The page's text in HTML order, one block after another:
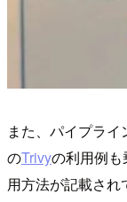
また、パイプラ
のTrivyの利用例
用方法が記載され